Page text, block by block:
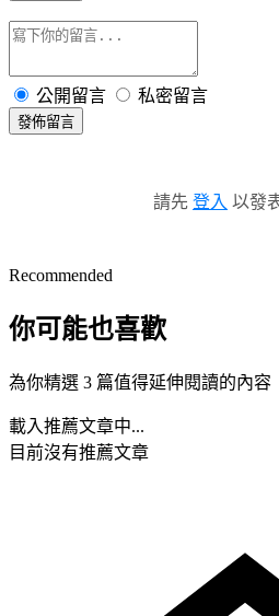
公開留言 私密留言
發佈留言
請先 登入 以發
Recommended
你可能也喜歡
為你精選 3 篇值得延伸閱讀的內容
載入推薦文章中...
目前沒有推薦文章